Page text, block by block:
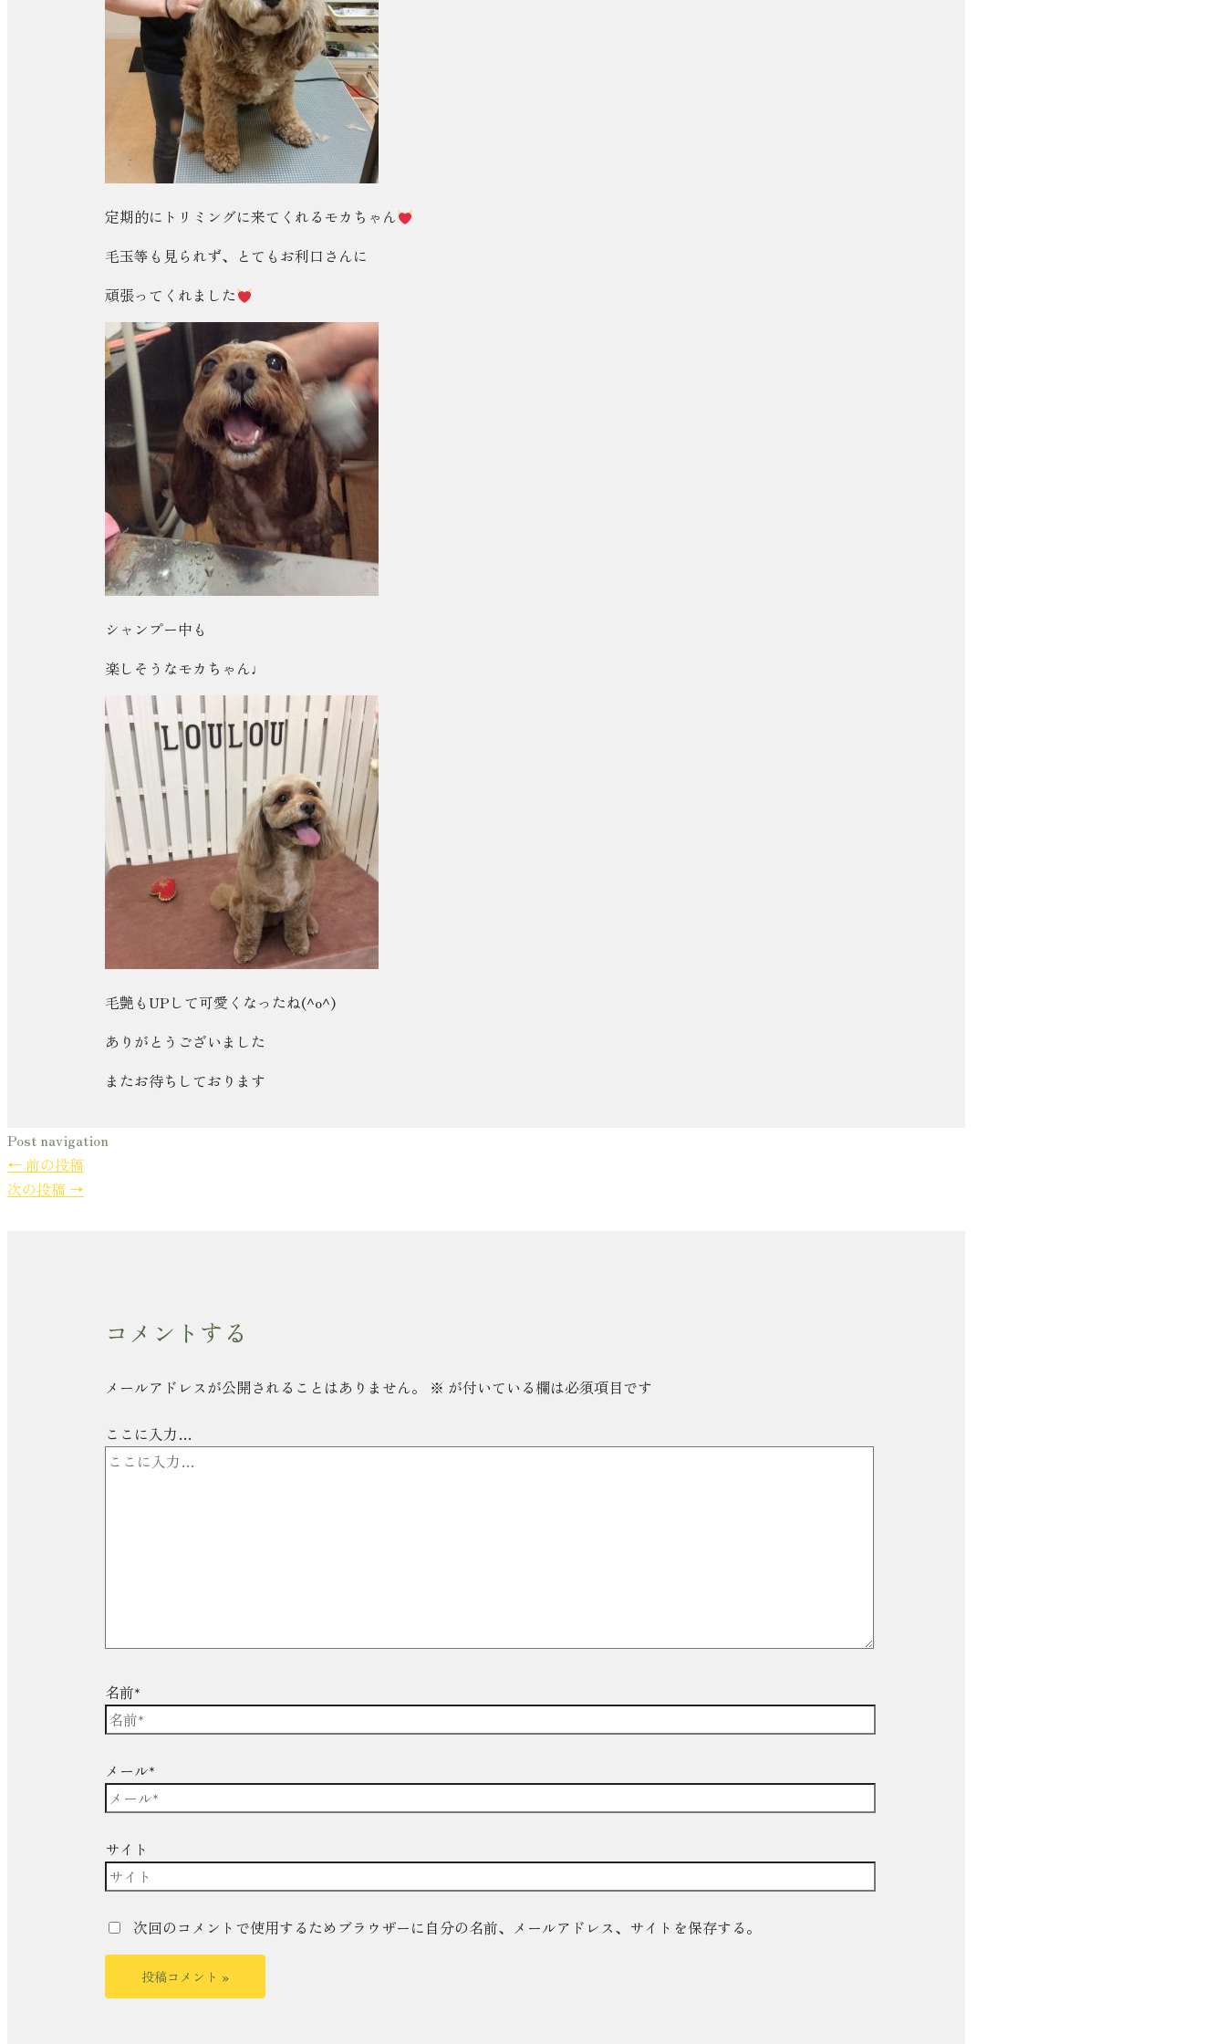
定期的にトリミングに来てくれるモカちゃん
毛玉等も見られず、とてもお利口さんに
頑張ってくれました
シャンプー中も
楽しそうなモカちゃん♩
毛艶もUPして可愛くなったね(^o^)
ありがとうございました
またお待ちしております
Post navigation
← 前の投稿
次の投稿 →
コメントする
メールアドレスが公開されることはありません。 ※ が付いている欄は必須項目です
ここに入力…
名前*
メール*
サイト
次回のコメントで使用するためブラウザーに自分の名前、メールアドレス、サイトを保存する。